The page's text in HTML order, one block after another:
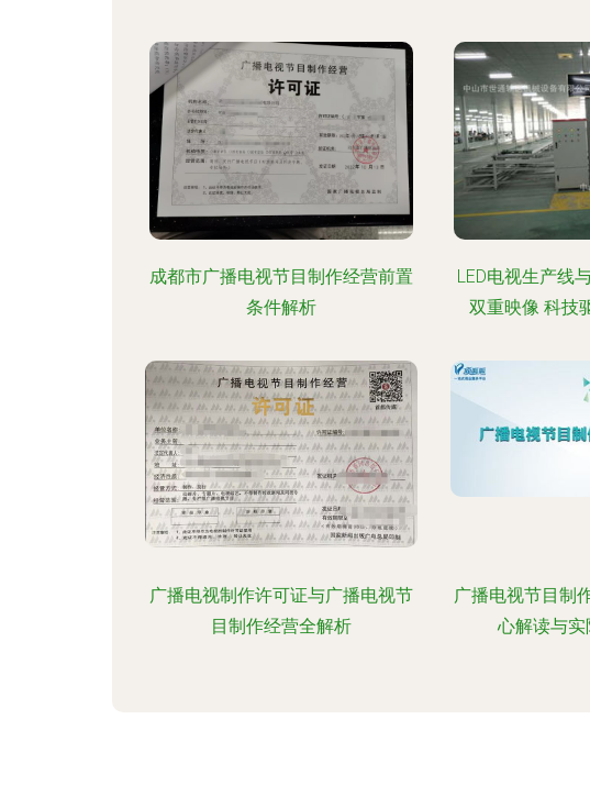
成都市广播电视节目制作经营前置
条件解析
LED电视生产线
双重映像 科技
广播电视制作许可证与广播电视节
目制作经营全解析
广播电视节目制
心解读与